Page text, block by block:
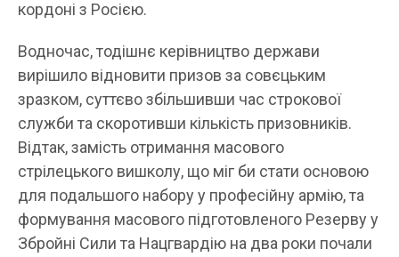
кордоні з Росією.
Водночас, тодішнє керівництво держави
вирішило відновити призов за совєцьким
зразком, суттєво збільшивши час строкової
служби та скоротивши кількість призовників.
Відтак, замість отримання масового
стрілецького вишколу, що міг би стати основою
для подальшого набору у професійну армію, та
формування масового підготовленого Резерву у
Збройні Сили та Нацгвардію на два роки почали